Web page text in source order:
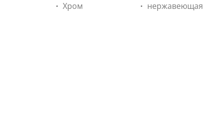
Хром нержавеющая